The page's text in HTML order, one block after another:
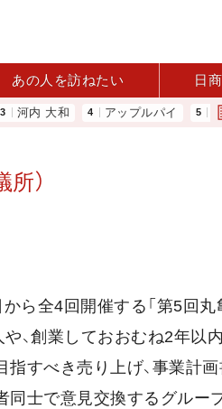
あの人を訪ねたい 日
内 大和 アップルパイ 大地
）
から全4回開催する「第5回丸
、創業しておおむね2年以
すべき売り上げ、事業計
同士で意見交換するグルー